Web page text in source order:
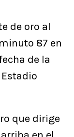
de oro al
87 en
de la
que dirige